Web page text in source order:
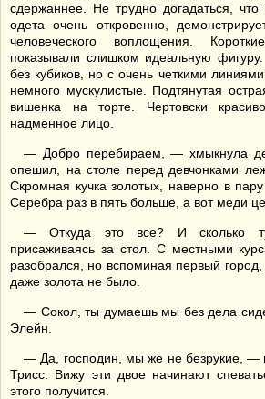
сдержаннее. Не трудно догадаться,
одета очень откровенно,
человеческого воплощения.
показывали слишком идеальную фигуру.
без кубиков, но с очень четкими
немного мускулистые. Подтянутая
вишенка на торте. Чертовски
надменное лицо.
— Добро перебираем, — хмыкнула
опешил, на столе перед девчонками
Скромная кучка золотых, наверно в
Серебра раз в пять больше, а вот меди
— Откуда это все? И сколько
присаживаясь за стол. С местными
разобрался, но вспоминая первый город,
даже золота не было.
— Сокол, ты думаешь мы без дела
Элейн.
— Да, господин, мы же не безрукие, —
Трисс. Вижу эти двое начинают
этого получится.